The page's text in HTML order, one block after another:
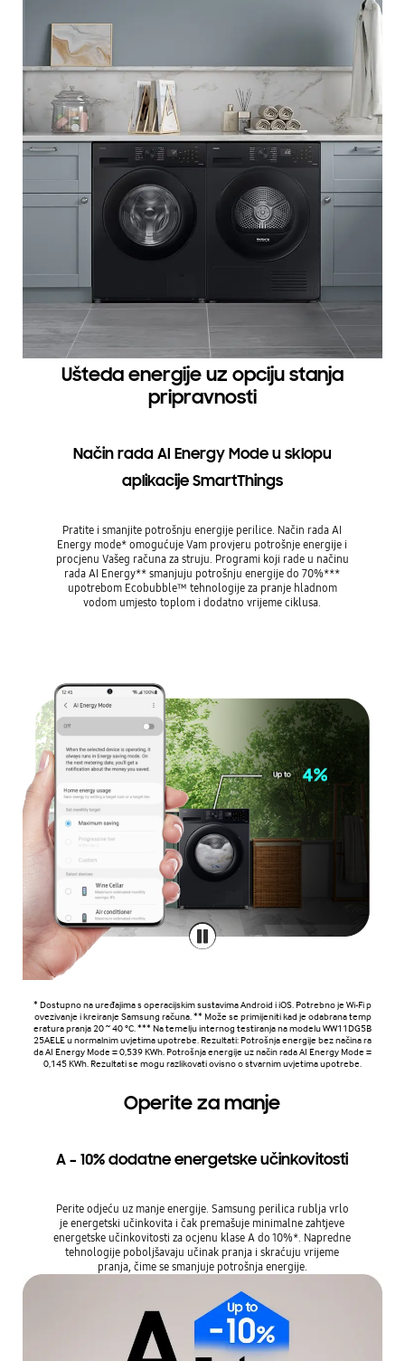
Ušteda energije uz opciju stanja
pripravnosti
Način rada AI Energy Mode u sklopu
aplikacije SmartThings
Pratite i smanjite potrošnju energije perilice. Način rada AI
Energy mode* omogućuje Vam provjeru potrošnje energije i
procjenu Vašeg računa za struju. Programi koji rade u načinu
rada AI Energy** smanjuju potrošnju energije do 70%***
upotrebom Ecobubble™ tehnologije za pranje hladnom
vodom umjesto toplom i dodatno vrijeme ciklusa.
* Dostupno na uređajima s operacijskim sustavima Android i iOS. Potrebno je Wi-Fi p
ovezivanje i kreiranje Samsung računa. ** Može se primijeniti kad je odabrana temp
eratura pranja 20 ~ 40 °C. *** Na temelju internog testiranja na modelu WW11DG5B
25AELE u normalnim uvjetima upotrebe. Rezultati: Potrošnja energije bez načina ra
da AI Energy Mode = 0,539 KWh. Potrošnja energije uz način rada AI Energy Mode =
0,145 KWh. Rezultati se mogu razlikovati ovisno o stvarnim uvjetima upotrebe.
Operite za manje
A – 10% dodatne energetske učinkovitosti
Perite odjeću uz manje energije. Samsung perilica rublja vrlo
je energetski učinkovita i čak premašuje minimalne zahtjeve
energetske učinkovitosti za ocjenu klase A do 10%*. Napredne
tehnologije poboljšavaju učinak pranja i skraćuju vrijeme
pranja, čime se smanjuje potrošnja energije.